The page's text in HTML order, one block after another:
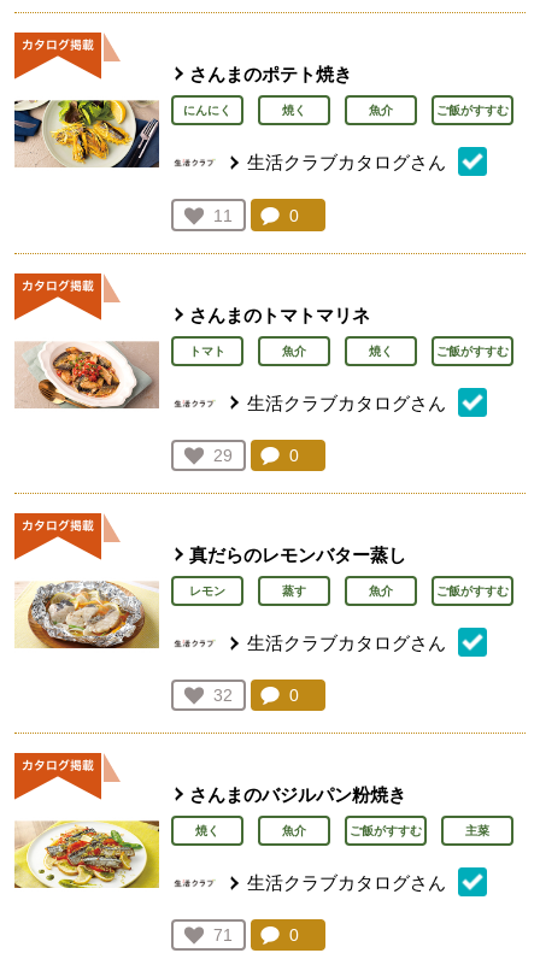
さんまのポテト焼き
にんにく 焼く 魚介 ご飯がすすむ
生活クラブカタログさん
お気に入り登録：
11
人が登録
コメント：
0
さんまのトマトマリネ
トマト 魚介 焼く ご飯がすすむ
生活クラブカタログさん
お気に入り登録：
29
人が登録
コメント：
0
真だらのレモンバター蒸し
レモン 蒸す 魚介 ご飯がすすむ
生活クラブカタログさん
お気に入り登録：
32
人が登録
コメント：
0
さんまのバジルパン粉焼き
焼く 魚介 ご飯がすすむ 主菜
生活クラブカタログさん
お気に入り登録：
71
コメント：
0